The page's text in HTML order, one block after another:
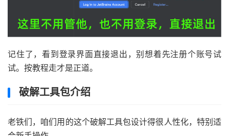
记住了，看到登录界面直接退出，别想着先注册个账号试
试。按教程走才是正道。
破解工具包介绍
老铁们，咱们用的这个破解工具包设计得很人性化，特别适